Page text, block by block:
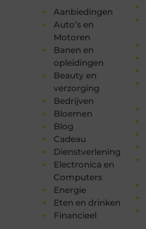
Aanbiedingen
Auto’s en
Motoren
Banen en
opleidingen
Beauty en
verzorging
Bedrijven
Bloemen
Blog
Cadeau
Dienstverlening
Electronica en
Computers
Energie
Eten en drinken
Financieel